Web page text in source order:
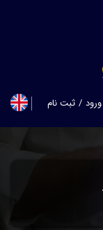
ورود / ثبت نام